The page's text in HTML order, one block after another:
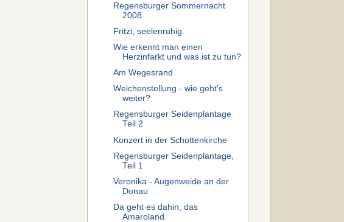
Regensburger Sommernacht
2008
Fritzi, seelenruhig.
Wie erkennt man einen
Herzinfarkt und was ist zu tun?
Am Wegesrand
Weichenstellung - wie geht's
weiter?
Regensburger Seidenplantage
Teil 2
Konzert in der Schottenkirche
Regensburger Seidenplantage,
Teil 1
Veronika - Augenweide an der
Donau
Da geht es dahin, das
Amaroland.